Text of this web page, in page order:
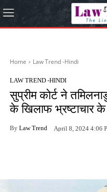
Home Law Trend -Hindi
LAW TREND -HINDI
सुप्रीम कोर्ट ने
के खिलाफ भ्रष्टाचार
By Law Trend April 8, 2024 4:06